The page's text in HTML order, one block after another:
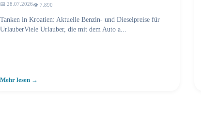
📅 28.07.2026👁️ 7.890
Tanken in Kroatien: Aktuelle Benzin- und Dieselpreise für
UrlauberViele Urlauber, die mit dem Auto a...
Mehr lesen →